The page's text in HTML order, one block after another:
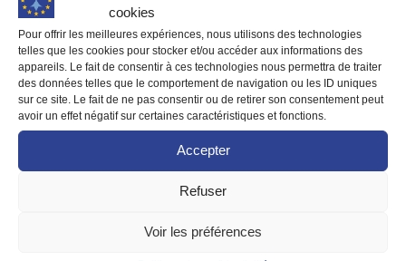
cookies
Pour offrir les meilleures expériences, nous utilisons des technologies
telles que les cookies pour stocker et/ou accéder aux informations des
appareils. Le fait de consentir à ces technologies nous permettra de traiter
des données telles que le comportement de navigation ou les ID uniques
sur ce site. Le fait de ne pas consentir ou de retirer son consentement peut
avoir un effet négatif sur certaines caractéristiques et fonctions.
Accepter
Refuser
Voir les préférences
L’Amérique de Joe Biden et le
monde en 2021